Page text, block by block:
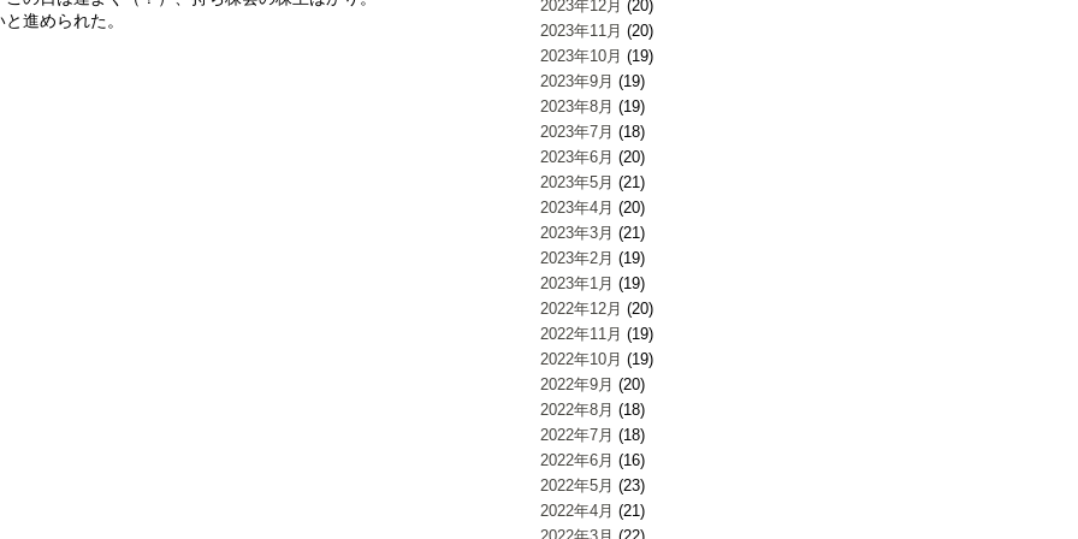
2023年12月 (20)
2023年11月 (20)
2023年10月 (19)
2023年9月 (19)
2023年8月 (19)
2023年7月 (18)
2023年6月 (20)
2023年5月 (21)
2023年4月 (20)
2023年3月 (21)
2023年2月 (19)
2023年1月 (19)
2022年12月 (20)
2022年11月 (19)
2022年10月 (19)
2022年9月 (20)
2022年8月 (18)
2022年7月 (18)
2022年6月 (16)
2022年5月 (23)
2022年4月 (21)
進められた。